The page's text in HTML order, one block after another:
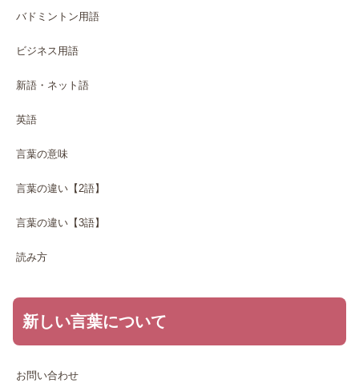
バドミントン用語
ビジネス用語
新語・ネット語
英語
言葉の意味
言葉の違い【2語】
言葉の違い【3語】
読み方
新しい言葉について
お問い合わせ